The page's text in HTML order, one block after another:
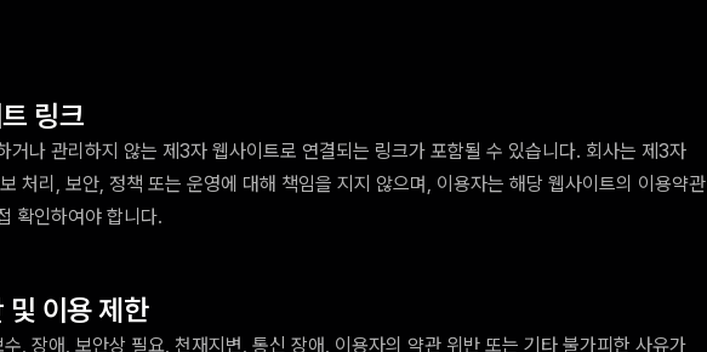
링크
거나 관리하지 않는 제3자 웹사이트로 연결되는 링크가 포함될 수 있습니다. 회사는 제3자
처리, 보안, 정책 또는 운영에 대해 책임을 지지 않으며, 이용자는 해당 웹사이트의 이용약관
확인하여야 합니다.
이용 제한
, 장애, 보안상 필요, 천재지변, 통신 장애, 이용자의 약관 위반 또는 기타 불가피한 사유가